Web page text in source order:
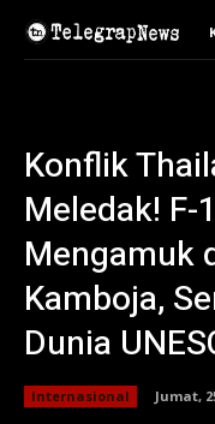
Konflik
Meledak! F-
Mengamuk
Kamboja,
Dunia
Internasional Jumat,